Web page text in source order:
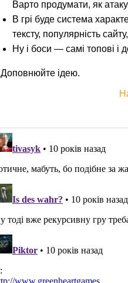
Варто продумати, як
В грі буде система
тексту, популярність
Ну і боси — самі топові і
Доповнюйте ідею.